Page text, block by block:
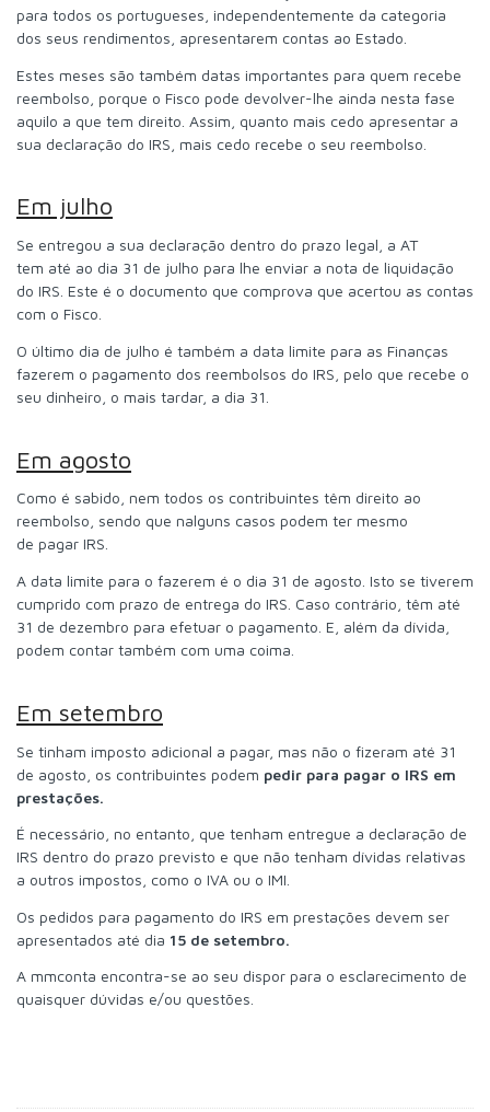
para todos os portugueses, independentemente da categoria
dos seus rendimentos, apresentarem contas ao Estado.
Estes meses são também datas importantes para quem recebe
reembolso, porque o Fisco pode devolver-lhe ainda nesta fase
aquilo a que tem direito. Assim, quanto mais cedo apresentar a
sua declaração do IRS, mais cedo recebe o seu reembolso.
Em julho
Se entregou a sua declaração dentro do prazo legal, a AT
tem até ao dia 31 de julho para lhe enviar a nota de liquidação
do IRS. Este é o documento que comprova que acertou as contas
com o Fisco.
O último dia de julho é também a data limite para as Finanças
fazerem o pagamento dos reembolsos do IRS, pelo que recebe o
seu dinheiro, o mais tardar, a dia 31.
Em agosto
Como é sabido, nem todos os contribuintes têm direito ao
reembolso, sendo que nalguns casos podem ter mesmo
de pagar IRS.
A data limite para o fazerem é o dia 31 de agosto. Isto se tiverem
cumprido com prazo de entrega do IRS. Caso contrário, têm até
31 de dezembro para efetuar o pagamento. E, além da dívida,
podem contar também com uma coima.
Em setembro
Se tinham imposto adicional a pagar, mas não o fizeram até 31
de agosto, os contribuintes podem pedir para pagar o IRS em
prestações.
É necessário, no entanto, que tenham entregue a declaração de
IRS dentro do prazo previsto e que não tenham dívidas relativas
a outros impostos, como o IVA ou o IMI.
Os pedidos para pagamento do IRS em prestações devem ser
apresentados até dia 15 de setembro.
A mmconta encontra-se ao seu dispor para o esclarecimento de
quaisquer dúvidas e/ou questões.